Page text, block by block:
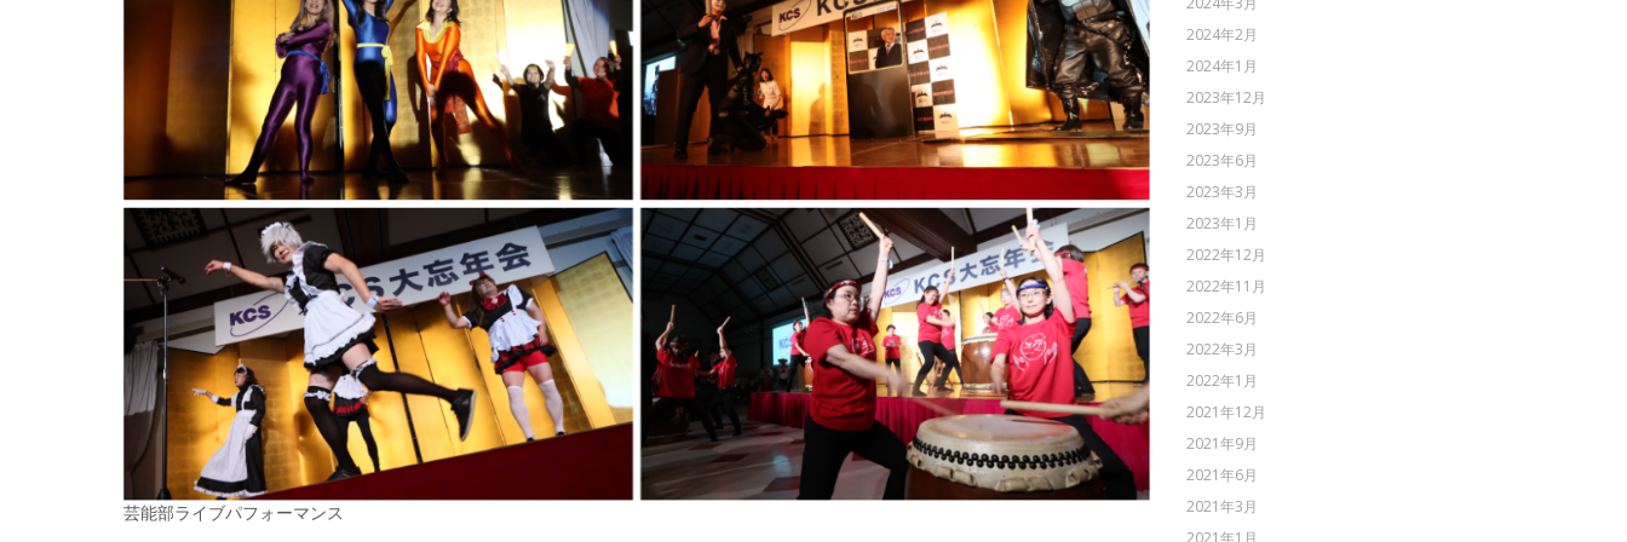
芸能部ライブパフォーマンス
2024年2月
2024年1月
2023年12月
2023年9月
2023年6月
2023年3月
2023年1月
2022年12月
2022年11月
2022年6月
2022年3月
2022年1月
2021年12月
2021年9月
2021年6月
2021年3月
2021年1月